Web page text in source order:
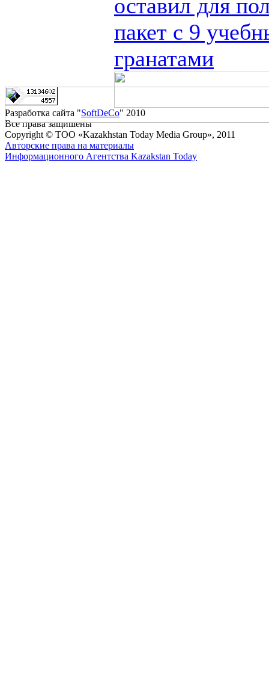
оставил для
пакет с 9
гранатами
Разработка сайта "SoftDeCo" 2010
Все права защишены
Copyright © ТОО «Kazakhstan Today Media Group», 2011
Авторские права на материалы
Информационного Агентства Kazakstan Today